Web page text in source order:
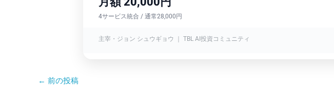
4サービス統合 / 通常28,000円
主宰・ジョン シュウギョウ ｜ TBL AI投資コミュニティ
← 前の投稿